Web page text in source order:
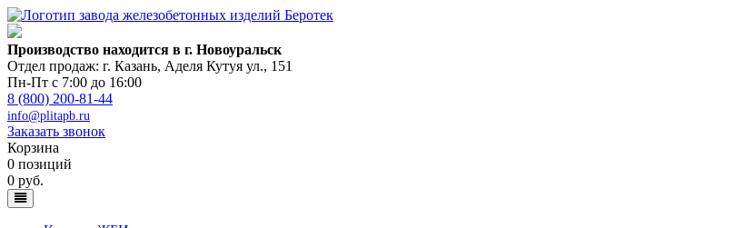
Производство находится в г. Новоуральск
Отдел продаж: г. Казань, Аделя Кутуя ул., 151
Пн-Пт с 7:00 до 16:00
8 (800) 200-81-44
info@plitapb.ru
Заказать звонок
Корзина
0 позиций
0 руб.